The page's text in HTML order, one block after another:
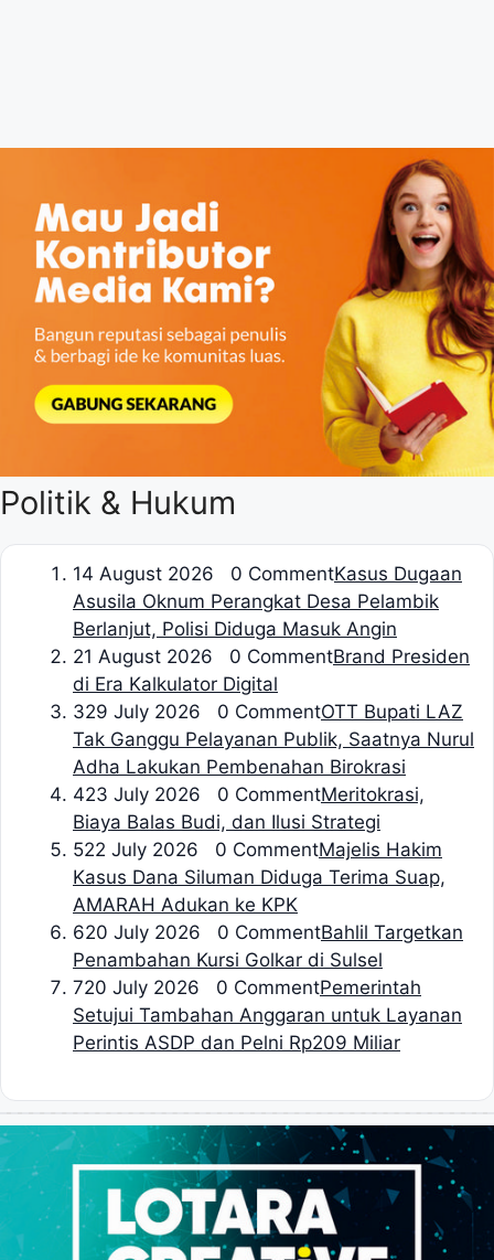
Politik & Hukum
14 August 2026 0 CommentKasus Dugaan
Asusila Oknum Perangkat Desa Pelambik
Berlanjut, Polisi Diduga Masuk Angin
21 August 2026 0 CommentBrand Presiden
di Era Kalkulator Digital
329 July 2026 0 CommentOTT Bupati LAZ
Tak Ganggu Pelayanan Publik, Saatnya Nurul
Adha Lakukan Pembenahan Birokrasi
423 July 2026 0 CommentMeritokrasi,
Biaya Balas Budi, dan Ilusi Strategi
522 July 2026 0 CommentMajelis Hakim
Kasus Dana Siluman Diduga Terima Suap,
AMARAH Adukan ke KPK
620 July 2026 0 CommentBahlil Targetkan
Penambahan Kursi Golkar di Sulsel
720 July 2026 0 CommentPemerintah
Setujui Tambahan Anggaran untuk Layanan
Perintis ASDP dan Pelni Rp209 Miliar